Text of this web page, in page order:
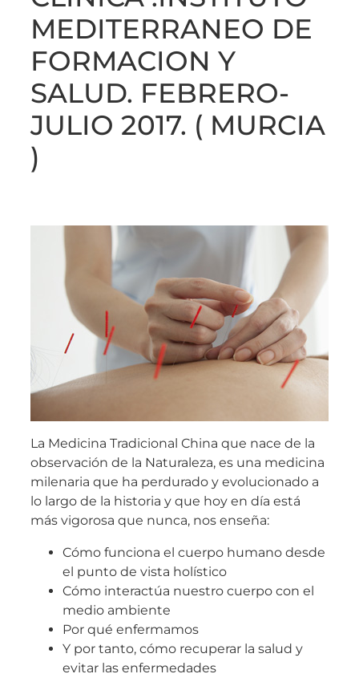
MEDITERRANEO DE
FORMACION Y
SALUD. FEBRERO-
JULIO 2017. ( MURCIA
)
La Medicina Tradicional China que nace de la
observación de la Naturaleza, es una medicina
milenaria que ha perdurado y evolucionado a
lo largo de la historia y que hoy en día está
más vigorosa que nunca, nos enseña:
Cómo funciona el cuerpo humano desde
el punto de vista holístico
Cómo interactúa nuestro cuerpo con el
medio ambiente
Por qué enfermamos
Y por tanto, cómo recuperar la salud y
evitar las enfermedades